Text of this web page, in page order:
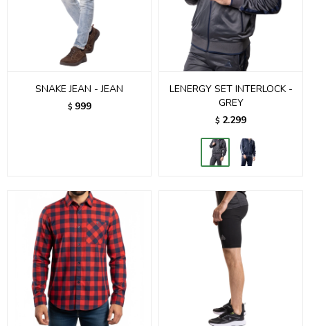
SNAKE JEAN - JEAN
$ 999
LENERGY SET INTERLOCK -
GREY
$ 2.299